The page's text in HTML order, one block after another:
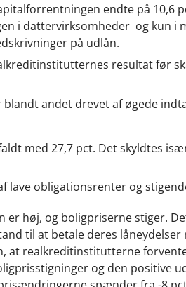
endte på 10,6
i dattervirksomheder og kun i
på udlån.
resultat før
andet drevet af øgede
med 27,7 pct. Det skyldtes
lave obligationsrenter og
høj, og boligpriserne stiger.
til at betale deres
at realkreditinstitutterne
og den positive